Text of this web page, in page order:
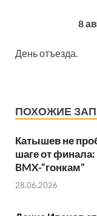
8
День отъезда.
ПОХОЖИЕ
Катышев не
шаге от
BMX-“гонкам”
28.06.2026